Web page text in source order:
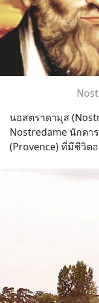
นอสตราดามุส
Nostredame นักดา
(Provence) ที่มีชีวิต